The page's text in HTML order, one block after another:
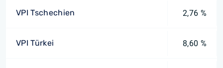
VPI Tschechien 2,76 %
VPI Türkei 8,60 %